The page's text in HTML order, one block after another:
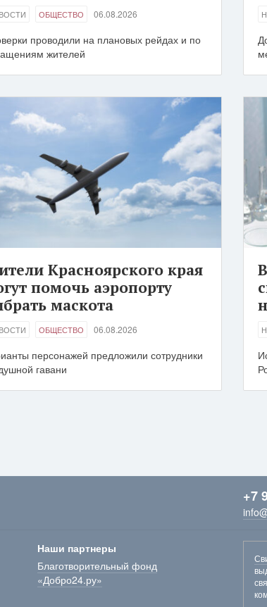
ОБЩЕСТВО 06.08.2026
проводили на плановых рейдах и по
жителей
Красноярского края
помочь аэропорту
маскота
ОБЩЕСТВО 06.08.2026
персонажей предложили сотрудники
гавани
+7
Наши партнеры
Благотворительный фонд
«Добро24.ру»